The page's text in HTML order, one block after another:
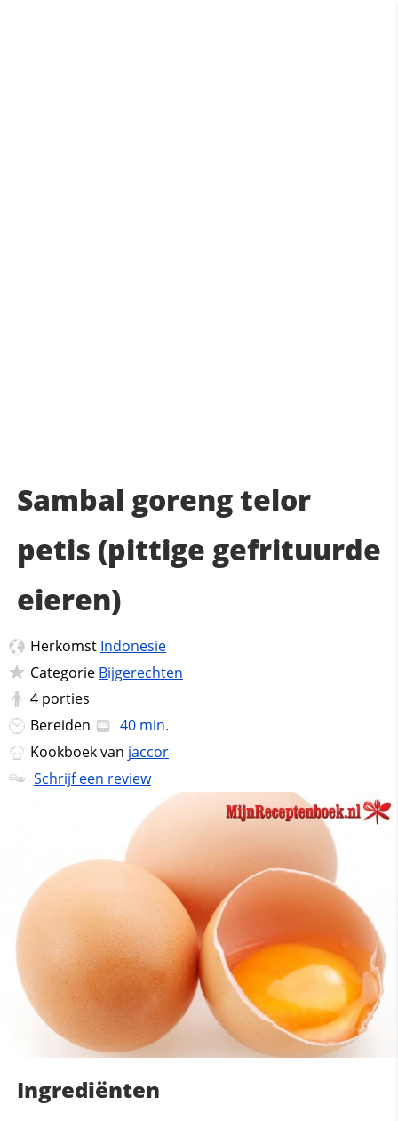
Sambal goreng telor
petis (pittige gefrituurde
eieren)
Herkomst Indonesie
Categorie Bijgerechten
4 porties
Bereiden
40 min.
Kookboek van jaccor
Schrijf een review
Ingrediënten